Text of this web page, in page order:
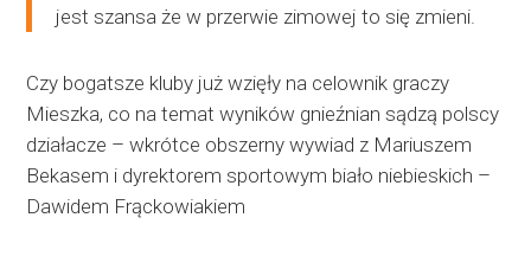
jest szansa że w przerwie zimowej to się zmieni.
Czy bogatsze kluby już wzięły na celownik graczy
Mieszka, co na temat wyników gnieźnian sądzą polscy
działacze – wkrótce obszerny wywiad z Mariuszem
Bekasem i dyrektorem sportowym biało niebieskich –
Dawidem Frąckowiakiem